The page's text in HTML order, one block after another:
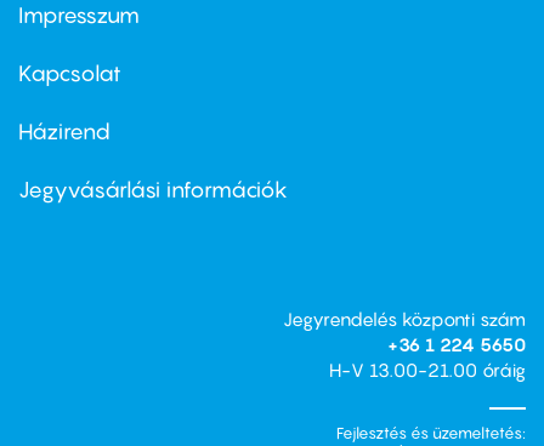
Footer
first
Impresszum
Kapcsolat
Footer
second
Házirend
Jegyvásárlási információk
Jegyrendelés központi szám
+36 1 224 5650
H-V 13.00-21.00 óráig
Fejlesztés és üzemeltetés: